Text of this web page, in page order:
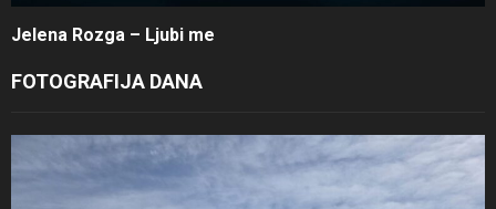
Jelena Rozga – Ljubi me
FOTOGRAFIJA DANA